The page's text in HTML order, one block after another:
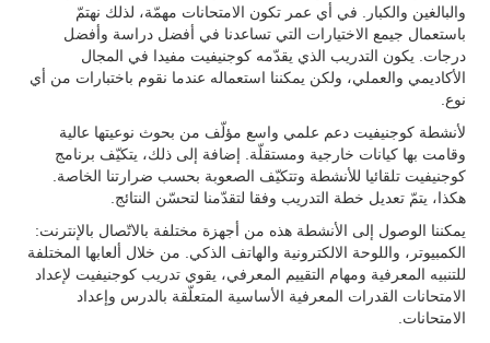
والبالغين والكبار. في أي عمر تكون الامتحانات مهمّة، لذلك نهتمّ
باستعمال جيمع الاختيارات التي تساعدنا في أفضل دراسة وأفضل
درجات. يكون التدريب الذي يقدّمه كوجنيفيت مفيدا في المجال
الأكاديمي والعملي، ولكن يمكننا استعماله عندما نقوم باختبارات من أي
نوع.
لأنشطة كوجنيفيت دعم علمي واسع مؤلّف من بحوث نوعيتها عالية
وقامت بها كيانات خارجية ومستقلّة. إضافة إلى ذلك، يتكيّف برنامج
كوجنيفيت تلقائيا للأنشطة وتتكيّف الصعوبة بحسب ضرارتنا الخاصة.
هكذا، يتمّ تعديل خطة التدريب وفقا لتقدّمنا لتحسّن النتائج.
يمكننا الوصول إلى الأنشطة هذه من أجهزة مختلفة بالاتّصال بالإنترنت:
الكمبيوتر، واللوحة الالكترونية والهاتف الذكي. من خلال ألعابها المختلفة
للتنبيه المعرفية ومهام التقييم المعرفي، يقوي تدريب كوجنيفيت لإعداد
الامتحانات القدرات المعرفية الأساسية المتعلّقة بالدرس وإعداد
الامتحانات.